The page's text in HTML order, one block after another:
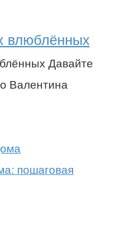
влюблённых
Давайте
Валентина
пошаговая